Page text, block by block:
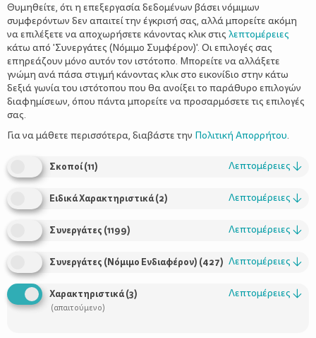
Ω! Έλατο! (Και όχι μόνο) Σας
συστήνουμε τα δέντρα και τους
των Χριστουγέννων.
Θυμηθείτε, ότι η επεξεργασία δεδομένων βάσει νόμιμων
συμφερόντων δεν απαιτεί την έγκρισή σας, αλλά μπορείτε ακόμη
να επιλέξετε να αποχωρήσετε κάνοντας κλικ στις λεπτομέρειες
κάτω από 'Συνεργάτες (Νόμιμο Συμφέρον)'. Οι επιλογές σας
επηρεάζουν μόνο αυτόν τον ιστότοπο. Μπορείτε να αλλάξετε
γνώμη ανά πάσα στιγμή κάνοντας κλικ στο εικονίδιο στην κάτω
δεξιά γωνία του ιστότοπου που θα ανοίξει το παράθυρο επιλογών
διαφημίσεων, όπου πάντα μπορείτε να προσαρμόσετε τις επιλογές
σας.
Για να μάθετε περισσότερα, διαβάστε την Πολιτική Απορρήτου.
Σκοποί(11) Λεπτομέρειες ↓
Ειδικά Χαρακτηριστικά(2) Λεπτομέρειες ↓
Συνεργάτες (1199) Λεπτομέρειες ↓
Συνεργάτες (Νόμιμο Ενδιαφέρον) (427) Λεπτομέρειες ↓
Χαρακτηριστικά(3)
(απαιτούμενο)
Λεπτομέρειες ↓